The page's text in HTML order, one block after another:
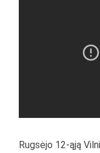
Rugsėjo 12-ąją